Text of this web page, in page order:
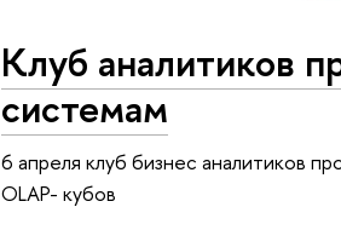
Клуб аналитиков
системам
6 апреля клуб бизнес аналитиков
OLAP- кубов